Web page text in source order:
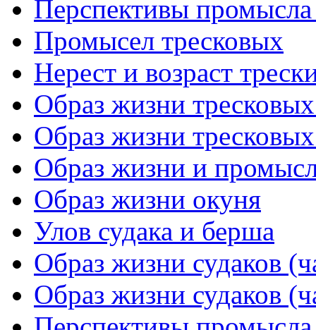
Перспективы
Промысел тресковых
Нерест и возраст
Образ жизни
Образ жизни
Образ жизни и
Образ жизни окуня
Улов судака и берша
Образ жизни судаков
Образ жизни судаков